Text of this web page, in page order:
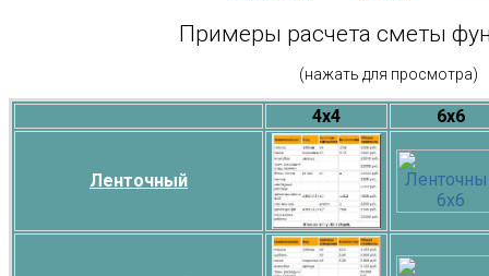
Примеры расчета сметы
(нажать для просмотра)
4х4 6х6
Ленточный